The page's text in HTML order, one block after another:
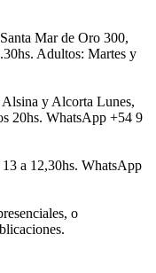
Mar de Oro 300,
Adultos: Martes y
y Alcorta Lunes,
20hs. WhatsApp +54 9
a 12,30hs. WhatsApp
o